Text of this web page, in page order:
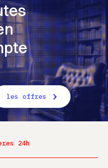
les offres
24h